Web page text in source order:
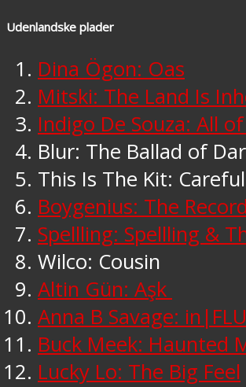
Udenlandske plader
Dina Ögon: Oas
Mitski: The Land Is
Indigo De Souza: All
Blur: The Ballad of
This Is The Kit:
Boygenius: The Record
Spellling: Spellling &
Wilco: Cousin
Altin Gün: Aşk
Anna B Savage:
Buck Meek: Haunted
Lucky Lo: The Big Feel